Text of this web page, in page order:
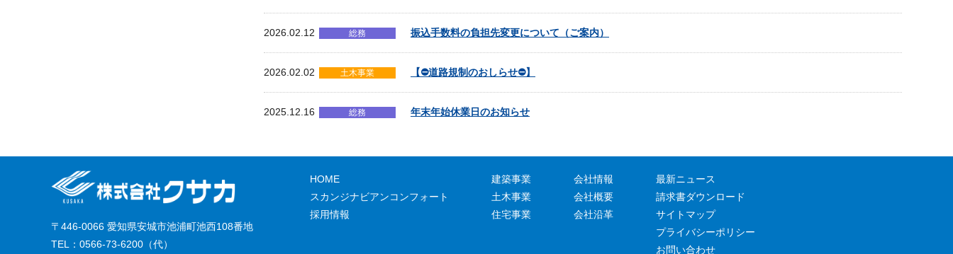
2026.02.12 総務 振込手数料の負担先変更について（ご案内）
2026.02.02 土木事業 【⛔道路規制のおしらせ⛔】
2025.12.16 総務 年末年始休業日のお知らせ
〒446-0066 愛知県安城市池浦町池西108番地
TEL：0566-73-6200（代）
HOME
スカンジナビアンコンフォート
採用情報
建築事業
土木事業
住宅事業
会社情報
会社概要
会社沿革
最新ニュース
請求書ダウンロード
サイトマップ
プライバシーポリシー
お問い合わせ